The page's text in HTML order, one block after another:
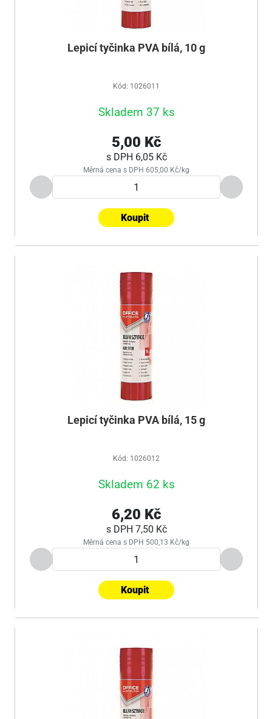
Lepicí tyčinka PVA bílá, 10 g
Kód: 1026011
Skladem 37 ks
5,00 Kč
s DPH 6,05 Kč
Měrná cena s DPH 605,00 Kč/kg
Koupit
Lepicí tyčinka PVA bílá, 15 g
Kód: 1026012
Skladem 62 ks
6,20 Kč
s DPH 7,50 Kč
Měrná cena s DPH 500,13 Kč/kg
Koupit